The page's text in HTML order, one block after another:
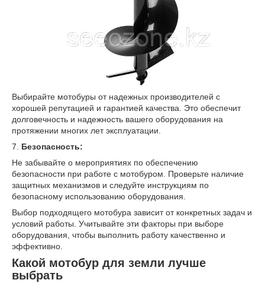
Выбирайте мотобуры от надежных производителей с
хорошей репутацией и гарантией качества. Это обеспечит
долговечность и надежность вашего оборудования на
протяжении многих лет эксплуатации.
7. Безопасность:
Не забывайте о мероприятиях по обеспечению
безопасности при работе с мотобуром. Проверьте наличие
защитных механизмов и следуйте инструкциям по
безопасному использованию оборудования.
Выбор подходящего мотобура зависит от конкретных задач и
условий работы. Учитывайте эти факторы при выборе
оборудования, чтобы выполнить работу качественно и
эффективно.
Какой мотобур для земли лучше
выбрать